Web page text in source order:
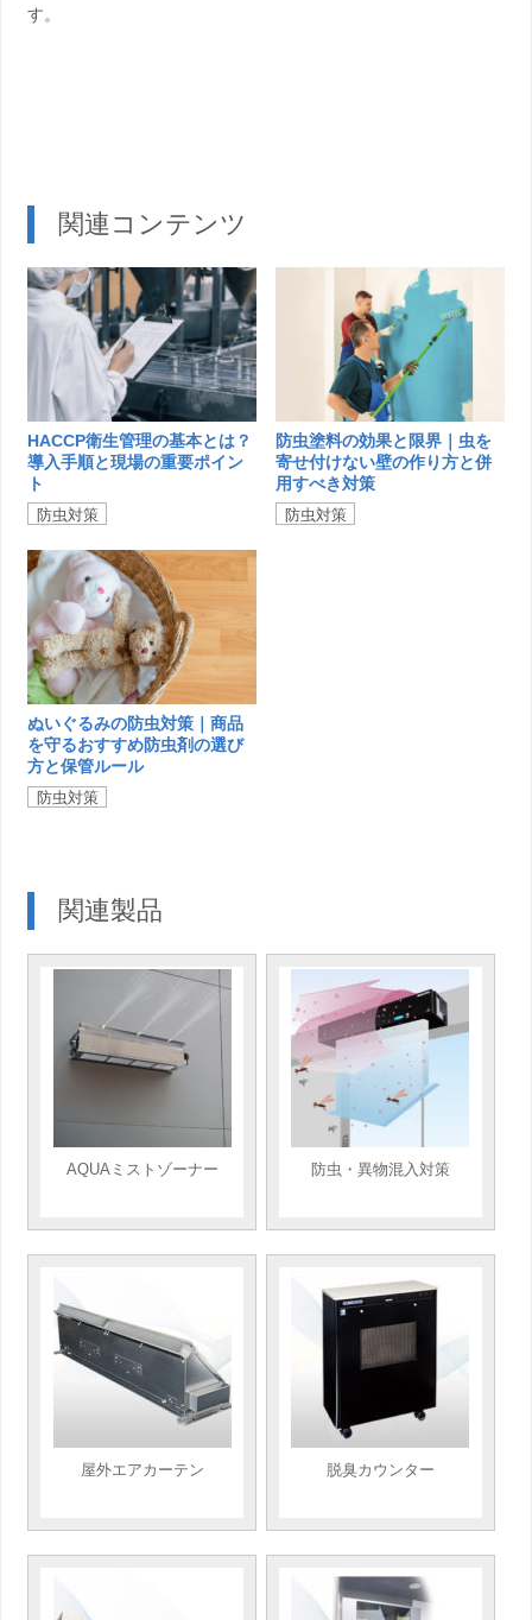
す。
関連コンテンツ
HACCP衛生管理の基本とは？
導入手順と現場の重要ポイン
ト
防虫対策
防虫塗料の効果と限界｜虫を
寄せ付けない壁の作り方と併
用すべき対策
防虫対策
ぬいぐるみの防虫対策｜商品
を守るおすすめ防虫剤の選び
方と保管ルール
防虫対策
関連製品
AQUAミストゾーナー 防虫・異物混入対策
屋外エアカーテン 脱臭カウンター